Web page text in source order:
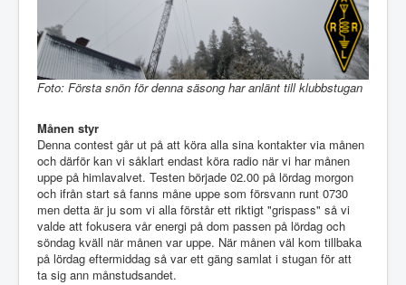
Foto: Första snön för denna säsong har anlänt till klubbstugan
Månen styr
Denna contest går ut på att köra alla sina kontakter via månen
och därför kan vi såklart endast köra radio när vi har månen
uppe på himlavalvet. Testen började 02.00 på lördag morgon
och ifrån start så fanns måne uppe som försvann runt 0730
men detta är ju som vi alla förstår ett riktigt "grispass" så vi
valde att fokusera vår energi på dom passen på lördag och
söndag kväll när månen var uppe. När månen väl kom tillbaka
på lördag eftermiddag så var ett gäng samlat i stugan för att
ta sig ann månstudsandet.